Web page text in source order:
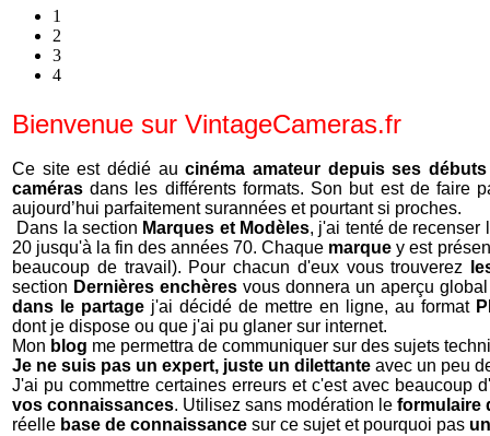
1
2
3
4
Bienvenue sur VintageCameras.fr
Ce site est dédié aucinéma amateur depuis ses
caméras dans les différents formats. Son but est de faire
aujourd’hui parfaitement surannées et pourtant si proches.
Dans la section Marques et Modèles, j'ai tenté de recenser
20 jusqu'à la fin des années 70. Chaque marque y est
beaucoup de travail). Pour chacun d'eux vous trouverez
section Dernières enchères vous donnera un aperçu
dans le partage j'ai décidé de mettre en ligne, au format
dont je dispose ou que j'ai pu glaner sur internet.
Mon blog me permettra de communiquer sur des sujets
Je ne suis pas un expert, juste un dilettante avec un peu
J'ai pu commettre certaines erreurs et c'est avec
vos connaissances. Utilisez sans modération leformulaire
réelle base de connaissance sur ce sujet et pourquoi pas